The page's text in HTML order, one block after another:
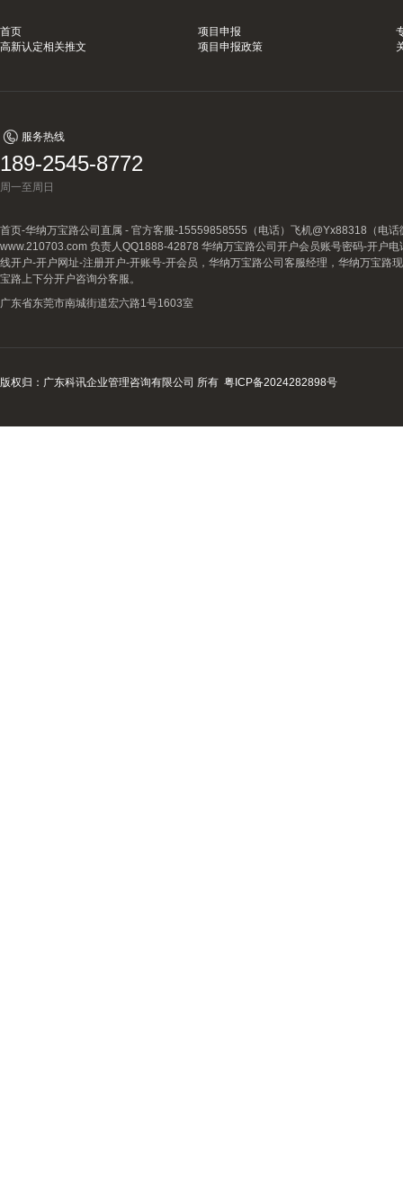
首页 项目申报
高新认定相关推文
项目申报政策
服务热线
189-2545-8772
周一至周日
首页-华纳万宝路公司直属 - 官方客服-15559858555（电话）飞机@Yx88318（电
www.210703.com 负责人QQ1888-42878 华纳万宝路公司开户会员账号密码-开户
线开户-开户网址-注册开户-开账号-开会员，华纳万宝路公司客服经理，华纳万宝路
宝路上下分开户咨询分客服。
广东省东莞市南城街道宏六路1号1603室
版权归：广东科讯企业管理咨询有限公司 所有 粤ICP备2024282898号